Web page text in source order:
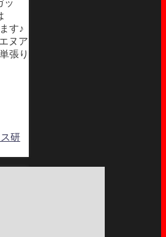
ッ
す♪
ヌア
張り
研